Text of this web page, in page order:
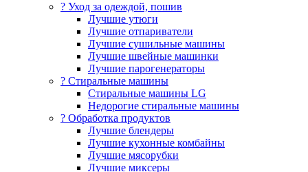
? Уход за одеждой, пошив
Лучшие утюги
Лучшие отпариватели
Лучшие сушильные машины
Лучшие швейные машинки
Лучшие парогенераторы
? Стиральные машины
Стиральные машины LG
Недорогие стиральные машины
? Обработка продуктов
Лучшие блендеры
Лучшие кухонные комбайны
Лучшие мясорубки
Лучшие миксеры